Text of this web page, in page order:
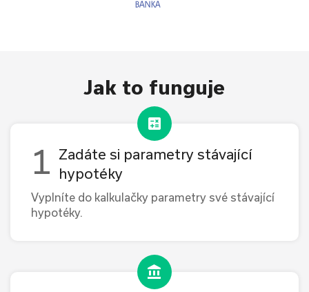
Jak to funguje
Zadáte si parametry stávající
hypotéky
Vyplníte do kalkulačky parametry své stávající
hypotéky.